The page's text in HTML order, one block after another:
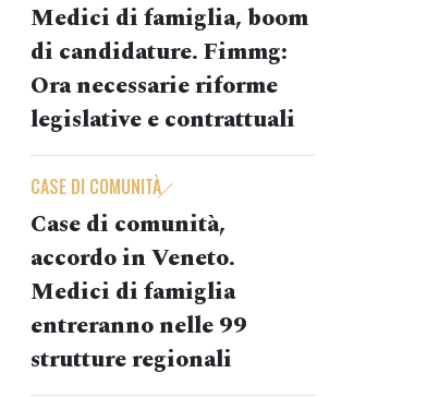
Medici di famiglia, boom
di candidature. Fimmg:
Ora necessarie riforme
legislative e contrattuali
CASE DI COMUNITÀ
Case di comunità,
accordo in Veneto.
Medici di famiglia
entreranno nelle 99
strutture regionali